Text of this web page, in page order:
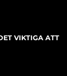
VIKTIGA ATT